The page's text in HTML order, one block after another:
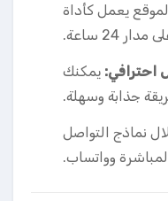
يعمل كأداة
24 ساعة.
يمكنك
جذابة وسهلة.
نماذج التواصل
وواتساب.